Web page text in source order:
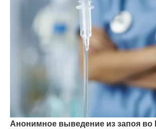
Анонимное выведение из запоя во